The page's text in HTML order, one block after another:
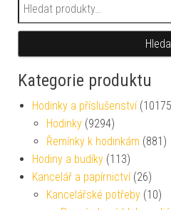
Kategorie produktu
Hodinky a příslušenství
Hodinky (9294)
Řemínky k hodinkám (881)
Hodiny a budíky (113)
Kancelář a papírnictví (26)
Kancelářské potřeby (10)